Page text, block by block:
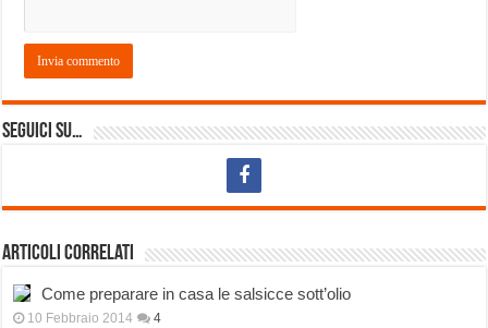
Seguici su…
Articoli correlati
Come preparare in casa le salsicce sott’olio
10 Febbraio 2014 4